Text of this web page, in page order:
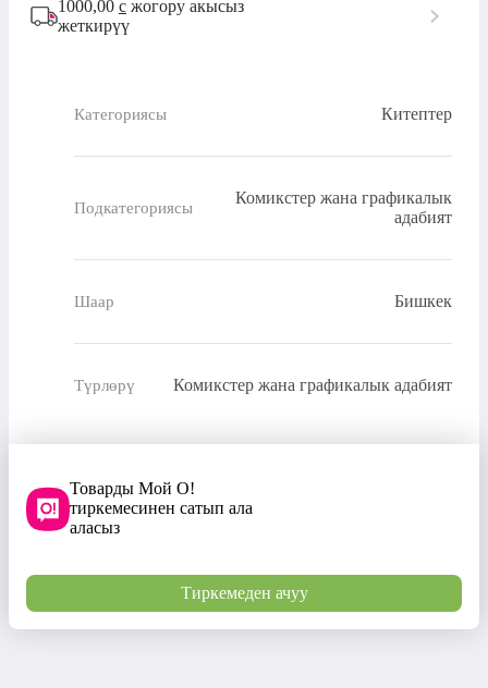
1000,00 с жогору акысыз
жеткирүү
Категориясы Китептер
Подкатегориясы
Комикстер жана графикалык
адабият
Шаар Бишкек
Түрлөрү Комикстер жана графикалык адабият
Товарды Мой О!
тиркемесинен сатып ала
аласыз
Тиркемеден ачуу